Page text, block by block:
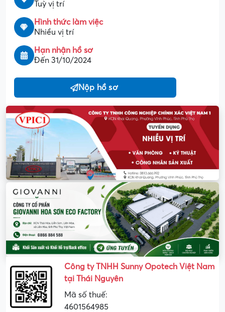
Tuỳ vị trí
Hình thức làm việc
Nhiều vị trí
Hạn nhận hồ sơ
Đến 31/10/2024
Nộp hồ sơ
Công ty TNHH Sunny Opotech Việt Nam
tại Thái Nguyên
Mã số thuế:
4601564985